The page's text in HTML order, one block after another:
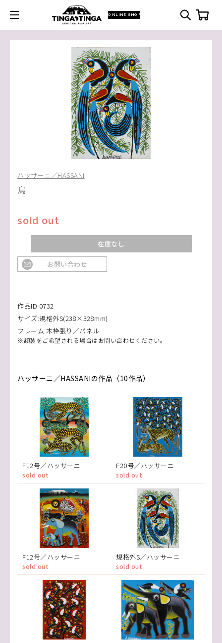
ONLINE SHOP
ハッサーニ／HASSANI
鳥
sold out
在庫なし
お問い合わせ
作品ID:0732
サイズ:規格外S(238×328mm)
フレーム:木枠張り／パネル
※額装をご希望される場合はお問い合わせください。
ハッサーニ／HASSANIの作品（10作品）
F12号／ハッサーニ
sold out
F20号／ハッサーニ
sold out
F12号／ハッサーニ
sold out
規格外S／ハッサーニ
sold out